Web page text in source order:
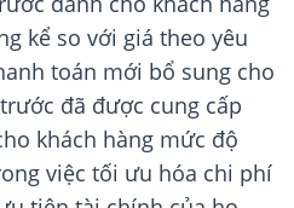
kể so với giá theo yêu
toán mới bổ sung cho
đã được cung cấp
khách hàng mức độ
việc tối ưu hóa chi phí